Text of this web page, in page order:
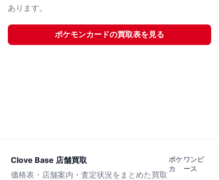
あります。
ポケモンカードの買取表を見る
Clove Base 店舗買取
価格表・店舗案内・査定状況をまとめた買取
ポケ
カ
ワンピ
ース